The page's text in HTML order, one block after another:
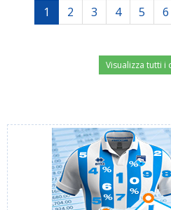
1 2 3 4 5 6
Visualizza tutti i